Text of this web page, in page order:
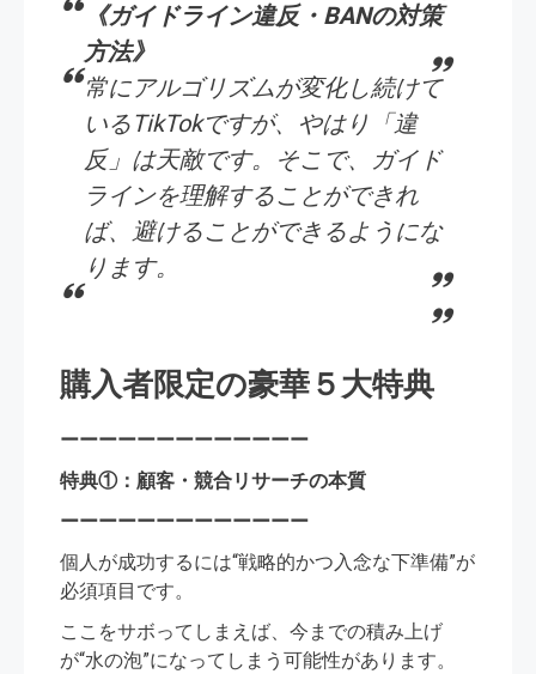
《ガイドライン違反・BANの対策
方法》
常にアルゴリズムが変化し続けて
いるTikTokですが、やはり「違
反」は天敵です。そこで、ガイド
ラインを理解することができれ
ば、避けることができるようにな
ります。
購入者限定の豪華５大特典
ーーーーーーーーーーーーー
特典①：顧客・競合リサーチの本質
ーーーーーーーーーーーーー
個⼈が成功するには“戦略的かつ⼊念な下準備”が
必須項⽬です。
ここをサボってしまえば、今までの積み上げ
が“⽔の泡”になってしまう可能性があります。